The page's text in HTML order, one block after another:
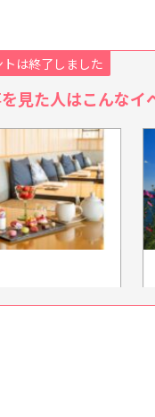
は終了しました
見た人はこんなイ
景の釣り場